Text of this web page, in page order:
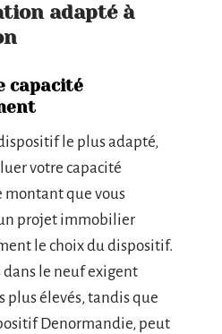
adapté à
capacité
le plus adapté,
votre capacité
montant que vous
projet immobilier
le choix du dispositif.
dans le neuf exigent
plus élevés, tandis que
Denormandie, peut